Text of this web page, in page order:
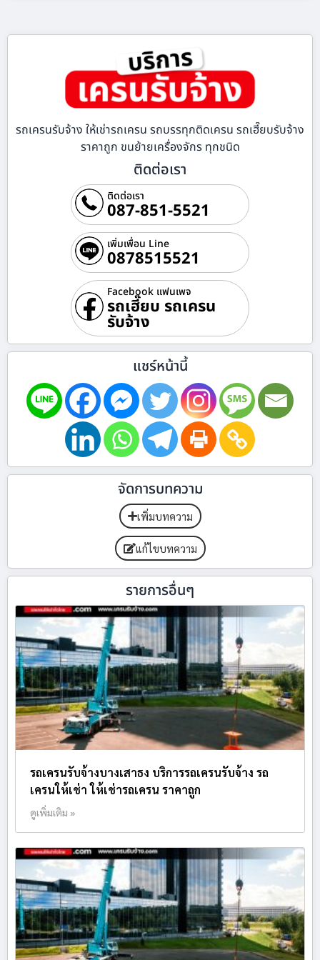
รถเครนรับจ้าง ให้เช่ารถเครน รถบรรทุกติดเครน รถเฮี๊ยบรับจ้าง
ราคาถูก ขนย้ายเครื่องจักร ทุกชนิด
ติดต่อเรา
ติดต่อเรา
087-851-5521
เพิ่มเพื่อน Line
0878515521
Facebook แฟนเพจ
รถเฮี๊ยบ รถเครน
รับจ้าง
แชร์หน้านี้
จัดการบทความ
เพิ่มบทความ
แก้ไขบทความ
รายการอื่นๆ
รถเครนรับจ้างบางเสาธง บริการรถเครนรับจ้าง รถ
เครนให้เช่า ให้เช่ารถเครน ราคาถูก
ดูเพิ่มเติม »